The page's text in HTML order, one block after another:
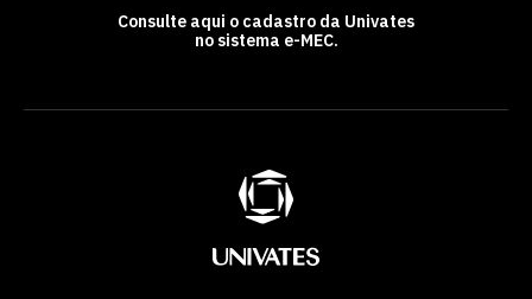
Consulte aqui o cadastro da Univates
no sistema e-MEC.